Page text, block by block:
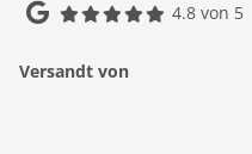
4.8 von 5
Versandt von